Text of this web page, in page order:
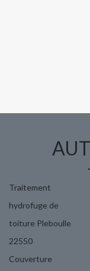
Traitement
hydrofuge de
toiture Pleboulle
22550
Couverture